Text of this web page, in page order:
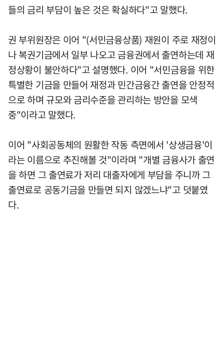
들의 금리 부담이 높은 것은 확실하다"고 말했다.
권 부위원장은 이어 "(서민금융상품) 재원이 주로 재정이
나 복권기금에서 일부 나오고 금융권에서 출연하는데 재
정상황이 불안하다"고 설명했다. 이어 "서민금융을 위한
특별한 기금을 만들어 재정과 민간금융간 출연을 안정적
으로 하며 규모와 금리수준을 관리하는 방안을 모색
중"이라고 말했다.
이어 "사회공동체의 원활한 작동 측면에서 '상생금융'이
라는 이름으로 추진해볼 것"이라며 "개별 금융사가 출연
을 하면 그 출연료가 저리 대출자에게 부담을 주니까 그
출연료로 공동기금을 만들면 되지 않겠느냐"고 덧붙였
다.